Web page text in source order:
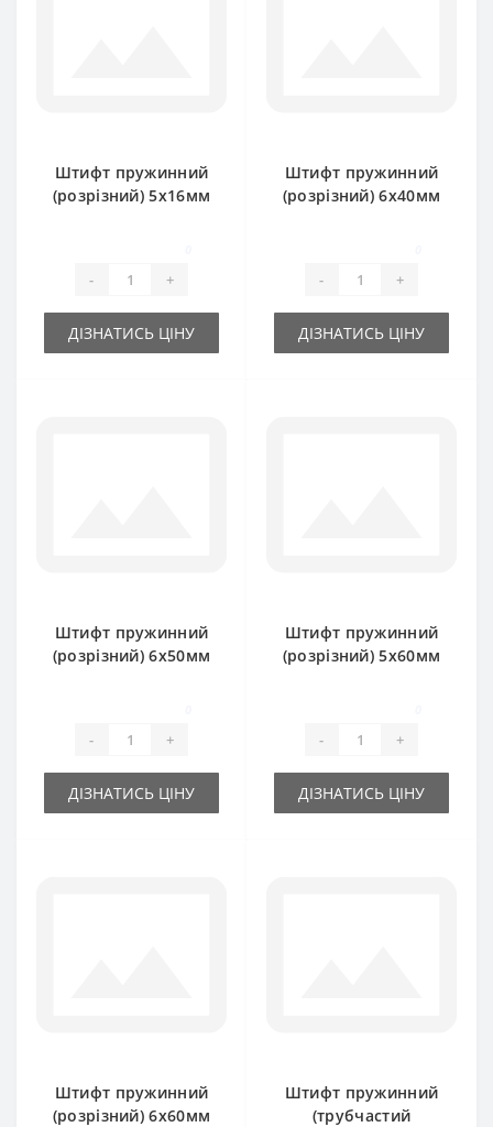
Штифт пружинний
(розрізний) 5х16мм
- +
ДІЗНАТИСЬ ЦІНУ
Штифт пружинний
(розрізний) 6х40мм
- +
ДІЗНАТИСЬ ЦІНУ
Штифт пружинний
(розрізний) 6х50мм
- +
ДІЗНАТИСЬ ЦІНУ
Штифт пружинний
(розрізний) 5х60мм
- +
ДІЗНАТИСЬ ЦІНУ
Штифт пружинний
(розрізний) 6х60мм
Штифт пружинний
(трубчастий